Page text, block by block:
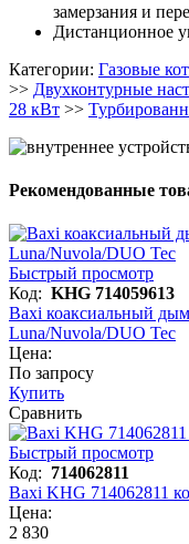
замерзания и
Дистанционное
Категории: Газовые
>> Двухконтурные
28 кВт >>
Рекомендованные
Быстрый просмотр
Код: KHG 714059613
Baxi коаксиальный
Luna/Nuvola/DUO Tec
Цена:
По запросу
Купить
Сравнить
Быстрый просмотр
Код: 714062811
Baxi KHG 714062811
Цена:
2 830